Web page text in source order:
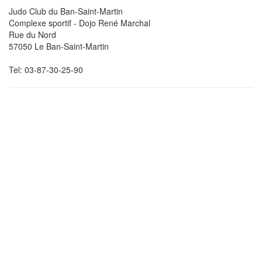
Judo Club du Ban-Saint-Martin
Complexe sportif - Dojo René Marchal
Rue du Nord
57050 Le Ban-Saint-Martin
Tel: 03-87-30-25-90